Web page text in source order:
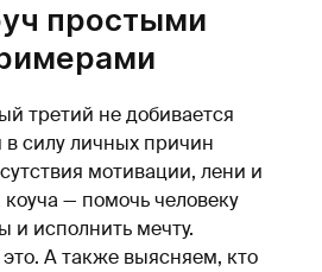
простыми
третий не добивается
силу личных причин
мотивации, лени и
— помочь человеку
и исполнить мечту.
А также выясняем, кто